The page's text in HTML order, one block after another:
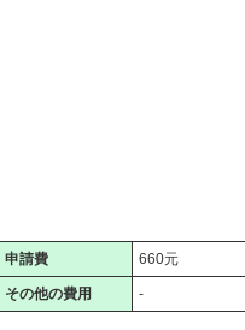
申請費 660元
その他の費用 -